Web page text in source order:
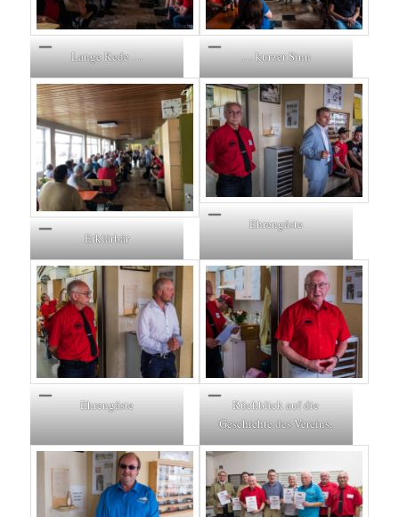
Lange Rede … … kurzer Sinn
Erklärbär
Ehrengäste
Ehrengäste
Rückblick auf die
Geschichte des Vereins.